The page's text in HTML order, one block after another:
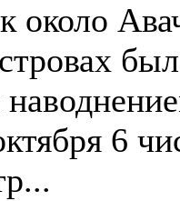
около
6